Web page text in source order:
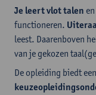
Je leert vlot talen
functioneren.
leest. Daarenboven
van je gekozen
De opleiding biedt een